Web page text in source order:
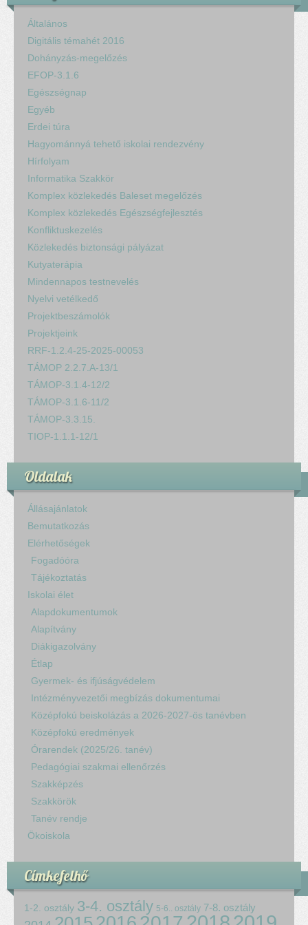
Általános
Digitális témahét 2016
Dohányzás-megelőzés
EFOP-3.1.6
Egészségnap
Egyéb
Erdei túra
Hagyománnyá tehető iskolai rendezvény
Hírfolyam
Informatika Szakkör
Komplex közlekedés Baleset megelőzés
Komplex közlekedés Egészségfejlesztés
Konfliktuskezelés
Közlekedés biztonsági pályázat
Kutyaterápia
Mindennapos testnevelés
Nyelvi vetélkedő
Projektbeszámolók
Projektjeink
RRF-1.2.4-25-2025-00053
TÁMOP 2.2.7.A-13/1
TÁMOP-3.1.4-12/2
TÁMOP-3.1.6-11/2
TÁMOP-3.3.15.
TIOP-1.1.1-12/1
Oldalak
Állásajánlatok
Bemutatkozás
Elérhetőségek
Fogadóóra
Tájékoztatás
Iskolai élet
Alapdokumentumok
Alapítvány
Diákigazolvány
Étlap
Gyermek- és ifjúságvédelem
Intézményvezetői megbízás dokumentumai
Középfokú beiskolázás a 2026-2027-ös tanévben
Középfokú eredmények
Órarendek (2025/26. tanév)
Pedagógiai szakmai ellenőrzés
Szakképzés
Szakkörök
Tanév rendje
Ökoiskola
Címkefelhő
1-2. osztály 3-4. osztály 5-6.. osztály 7-8. osztály